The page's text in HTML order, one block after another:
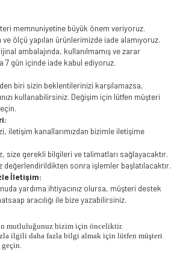
memnuniyetine büyük önem veriyoruz.
ölçü yapılan ürünlerimizde iade alamıyoruz.
ambalajında, kullanılmamış ve zarar
7 gün içinde iade kabul ediyoruz.
biri sizin beklentilerinizi karşılamazsa,
kullanabilirsiniz. Değişim için lütfen müşteri
iletişim kanallarımızdan bizimle iletişime
size gerekli bilgileri ve talimatları sağlayacaktır.
değerlendirildikten sonra işlemler başlatılacaktır.
İletişim:
yardıma ihtiyacınız olursa, müşteri destek
aracılığı ile bize yazabilirsiniz.
mutluluğunuz bizim için önceliktir.
ilgili daha fazla bilgi almak için lütfen müşteri